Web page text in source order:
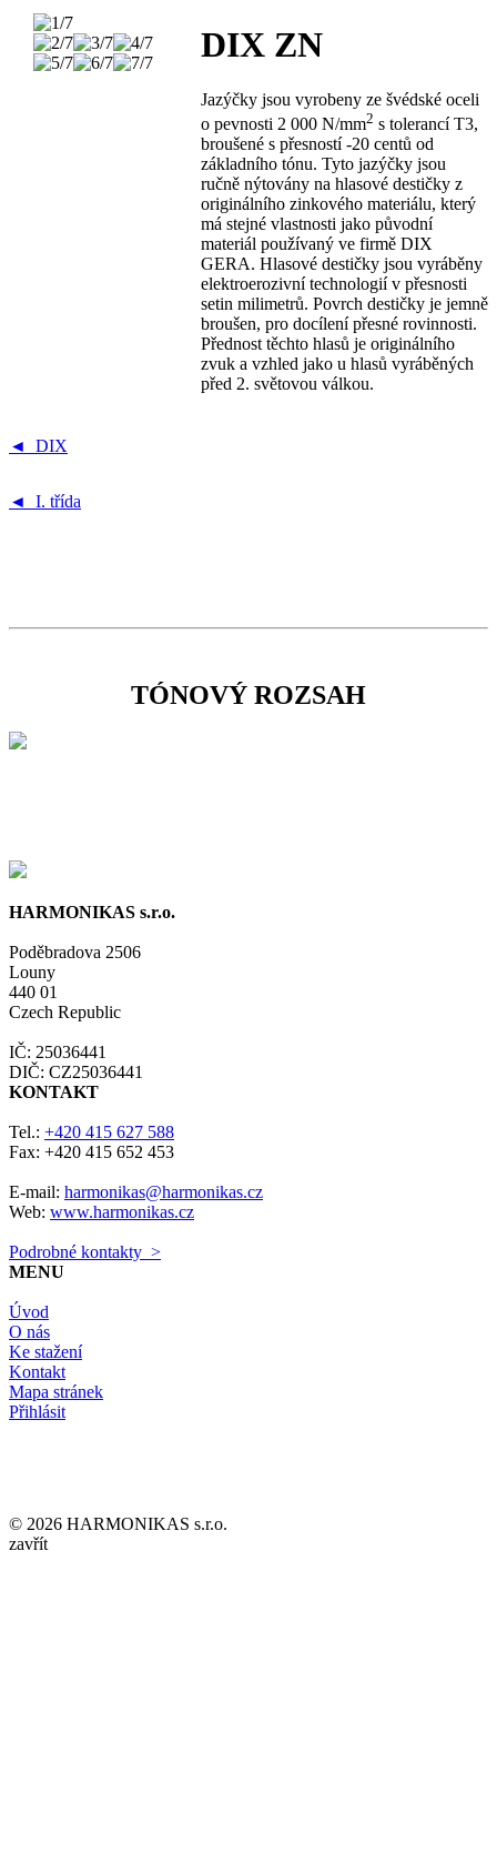
DIX ZN
Jazýčky jsou vyrobeny ze švédské oceli
o pevnosti 2 000 N/mm2 s tolerancí T3,
broušené s přesností -20 centů od
základního tónu. Tyto jazýčky jsou
ručně nýtovány na hlasové destičky z
originálního zinkového materiálu, který
má stejné vlastnosti jako původní
materiál používaný ve firmě DIX
GERA. Hlasové destičky jsou vyráběny
elektroerozivní technologií v přesnosti
setin milimetrů. Povrch destičky je jemně
broušen, pro docílení přesné rovinnosti.
Přednost těchto hlasů je originálního
zvuk a vzhled jako u hlasů vyráběných
před 2. světovou válkou.
◄ DIX
◄ I. třída
TÓNOVÝ ROZSAH
HARMONIKAS s.r.o.
Poděbradova 2506
Louny
440 01
Czech Republic
IČ: 25036441
DIČ: CZ25036441
KONTAKT
Tel.: +420 415 627 588
Fax: +420 415 652 453
E-mail: harmonikas@harmonikas.cz
Web: www.harmonikas.cz
Podrobné kontakty >
MENU
Úvod
O nás
Ke stažení
Kontakt
Mapa stránek
Přihlásit
© 2026 HARMONIKAS s.r.o.
zavřít